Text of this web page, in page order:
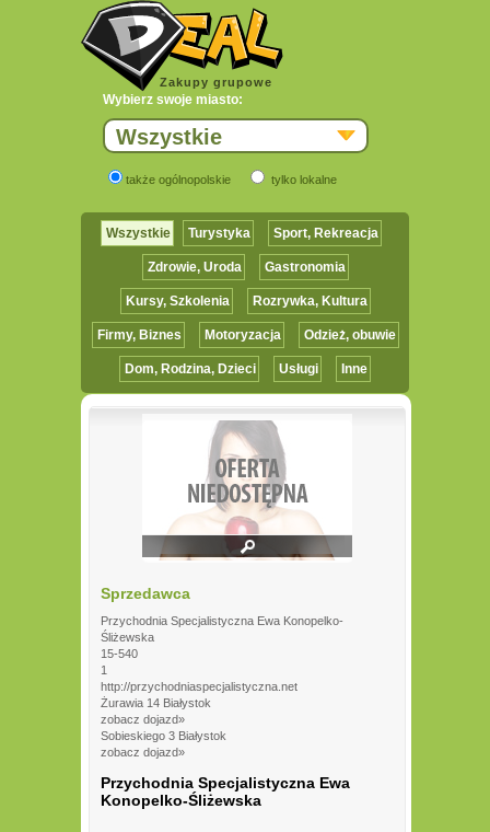
Zakupy grupowe
Wybierz swoje miasto:
Wszystkie
także ogólnopolskie tylko lokalne
Wszystkie Turystyka Sport, Rekreacja
Zdrowie, Uroda Gastronomia
Kursy, Szkolenia Rozrywka, Kultura
Firmy, Biznes Motoryzacja Odzież, obuwie
Dom, Rodzina, Dzieci Usługi Inne
Sprzedawca
Przychodnia Specjalistyczna Ewa Konopelko-
Śliżewska
15-540
1
http://przychodniaspecjalistyczna.net
Żurawia 14 Białystok
zobacz dojazd»
Sobieskiego 3 Białystok
zobacz dojazd»
Przychodnia Specjalistyczna Ewa
Konopelko-Śliżewska